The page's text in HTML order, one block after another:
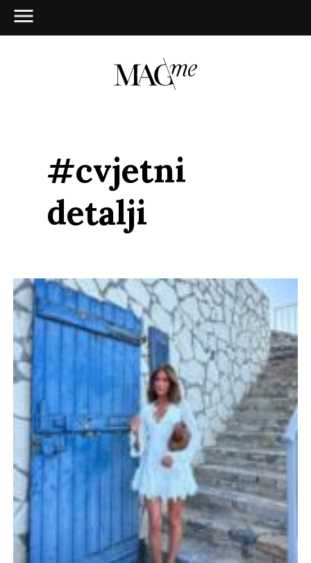
#cvjetni
detalji